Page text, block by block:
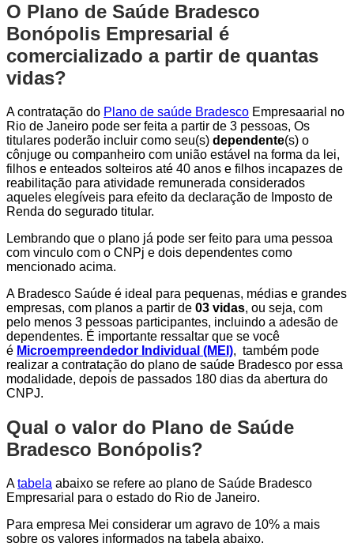
O Plano de Saúde Bradesco
Bonópolis Empresarial é
comercializado a partir de quantas
vidas?
A contratação do Plano de saúde Bradesco Empresaarial no
Rio de Janeiro pode ser feita a partir de 3 pessoas, Os
titulares poderão incluir como seu(s) dependente(s) o
cônjuge ou companheiro com união estável na forma da lei,
filhos e enteados solteiros até 40 anos e filhos incapazes de
reabilitação para atividade remunerada considerados
aqueles elegíveis para efeito da declaração de Imposto de
Renda do segurado titular.
Lembrando que o plano já pode ser feito para uma pessoa
com vinculo com o CNPj e dois dependentes como
mencionado acima.
A Bradesco Saúde é ideal para pequenas, médias e grandes
empresas, com planos a partir de 03 vidas, ou seja, com
pelo menos 3 pessoas participantes, incluindo a adesão de
dependentes. É importante ressaltar que se você
é Microempreendedor Individual (MEI), também pode
realizar a contratação do plano de saúde Bradesco por essa
modalidade, depois de passados 180 dias da abertura do
CNPJ.
Qual o valor do Plano de Saúde
Bradesco Bonópolis?
Atabela abaixo se refere ao plano de Saúde Bradesco
Empresarial para o estado do Rio de Janeiro.
Para empresa Mei considerar um agravo de 10% a mais
sobre os valores informados na tabela abaixo.